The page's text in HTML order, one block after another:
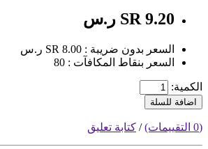
SR 9.20 ر.س
السعر بدون ضريبة : SR 8.00 ر.س
السعر بنقاط المكافآت : 80
الكمية:
اضافة للسلة
(0 التقييمات) / كتابة تعليق